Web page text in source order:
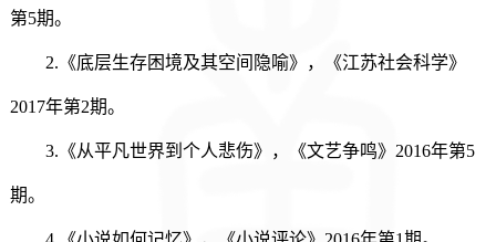
第5期。
2.《底层生存困境及其空间隐喻》，《江苏社会科学》
2017年第2期。
3.《从平凡世界到个人悲伤》，《文艺争鸣》2016年第5
期。